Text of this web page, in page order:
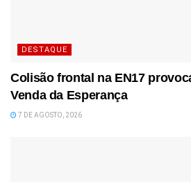
DESTAQUE
Colisão frontal na EN17
Venda da Esperança
7 DE AGOSTO, 2026